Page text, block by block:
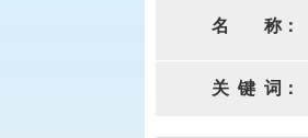
名 称：
关 键 词：